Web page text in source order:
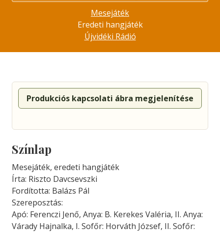
Mesejáték
Eredeti hangjáték
Újvidéki Rádió
Produkciós kapcsolati ábra megjelenítése
Színlap
Mesejáték, eredeti hangjáték
Írta: Riszto Davcsevszki
Fordította: Balázs Pál
Szereposztás:
Apó: Ferenczi Jenő, Anya: B. Kerekes Valéria, II. Anya:
Várady Hajnalka, I. Sofőr: Horváth József, II. Sofőr: